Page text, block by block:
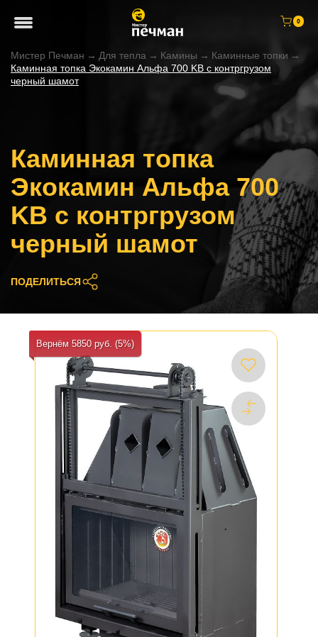
0
Мистер Печман → Для тепла → Камины → Каминные топки →
Каминная топка Экокамин Альфа 700 KВ с контргрузом
черный шамот
Каминная топка
Экокамин Альфа 700
KВ с контргрузом
черный шамот
ПОДЕЛИТЬСЯ
Вернём 5850 руб. (5%)